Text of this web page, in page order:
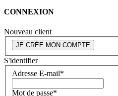
CONNEXION
Nouveau client
JE CRÉE MON COMPTE
S'identifier
Adresse E-mail*
Mot de passe*